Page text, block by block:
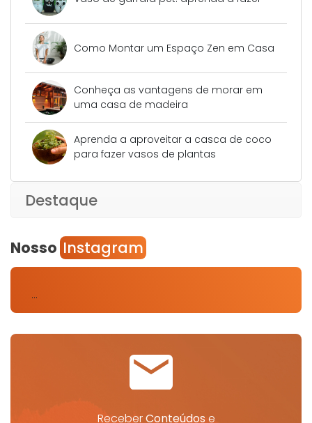
Como Montar um Espaço Zen em Casa
Conheça as vantagens de morar em
uma casa de madeira
Aprenda a aproveitar a casca de coco
para fazer vasos de plantas
Destaque
Nosso Instagram
…
ReceberConteúdose